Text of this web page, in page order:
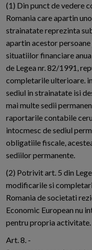
(1) Din punct de vedere
Romania care apartin
strainatate reprezinta
apartin acestor
situatiilor financiare
de Legea nr. 82/1991,
completarile ulterioare.
sediul in strainatate isi
mai multe sedii
raportarile contabile
intocmesc de sediul
obligatiile fiscale,
sediilor permanente.
(2) Potrivit art. 5 din
modificarile si
Romania de societati
Economic European nu
pentru propria activitate.
Art. 8. -